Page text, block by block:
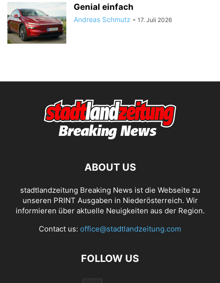
Genial einfach
Andreas Schmutz - 17. Juli 2026
ABOUT US
stadtlandzeitung Breaking News ist die Webseite zu
unseren PRINT Ausgaben in Niederösterreich. Wir
informieren über aktuelle Neuigkeiten aus der Region.
Contact us: office@stadtlandzeitung.com
FOLLOW US